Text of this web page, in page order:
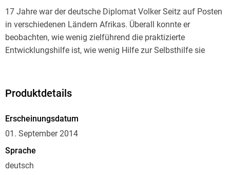
17 Jahre war der deutsche Diplomat Volker Seitz auf Posten
in verschiedenen Ländern Afrikas. Überall konnte er
beobachten, wie wenig zielführend die praktizierte
Entwicklungshilfe ist, wie wenig Hilfe zur Selbsthilfe sie
reichlich fließenden Mittel verschwenden bzw. in ihre eigene
müssen.
Volker Seitz plädiert dafür, den Aufbau eines kompetenten,
unbestechlichen, den Interessen der Bevölkerung dienenden
Produktdetails
Erscheinungsdatum
01. September 2014
Sprache
deutsch